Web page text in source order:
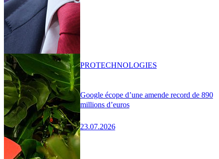
Google écope d’une amende record de 890
millions d’euros
23.07.2026
PROTECHNOLOGIES